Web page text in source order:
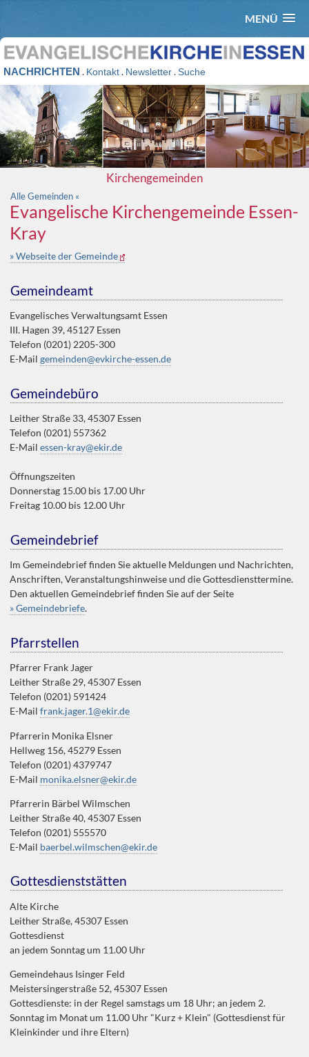
MENÜ
NACHRICHTEN . Kontakt. Newsletter.Suche
Kirchengemeinden
Alle Gemeinden «
Evangelische Kirchengemeinde Essen-
Kray
» Webseite der Gemeinde
Gemeindeamt
Evangelisches Verwaltungsamt Essen
III. Hagen 39, 45127 Essen
Telefon (0201) 2205-300
E-Mailgemeinden@evkirche-essen.de
Gemeindebüro
Leither Straße 33, 45307 Essen
Telefon (0201) 557362
E-Mailessen-kray@ekir.de
Öffnungszeiten
Donnerstag 15.00 bis 17.00 Uhr
Freitag 10.00 bis 12.00 Uhr
Gemeindebrief
Im Gemeindebrief finden Sie aktuelle Meldungen und Nachrichten,
Anschriften, Veranstaltungshinweise und die Gottesdiensttermine.
Den aktuellen Gemeindebrief finden Sie auf der Seite
» Gemeindebriefe.
Pfarrstellen
Pfarrer Frank Jager
Leither Straße 29, 45307 Essen
Telefon (0201) 591424
E-Mailfrank.jager.1@ekir.de
Pfarrerin Monika Elsner
Hellweg 156, 45279 Essen
Telefon (0201) 4379747
E-Mail monika.elsner@ekir.de
Pfarrerin Bärbel Wilmschen
Leither Straße 40, 45307 Essen
Telefon (0201) 555570
E-Mail baerbel.wilmschen@ekir.de
Gottesdienststätten
Alte Kirche
Leither Straße, 45307 Essen
Gottesdienst
an jedem Sonntag um 11.00 Uhr
Gemeindehaus Isinger Feld
Meistersingerstraße 52, 45307 Essen
Gottesdienste: in der Regel samstags um 18 Uhr; an jedem 2.
Sonntag im Monat um 11.00 Uhr "Kurz + Klein" (Gottesdienst für
Kleinkinder und ihre Eltern)